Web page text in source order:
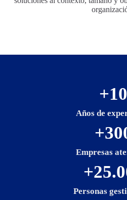
Años de
+10
Empresas
+
Personas
+